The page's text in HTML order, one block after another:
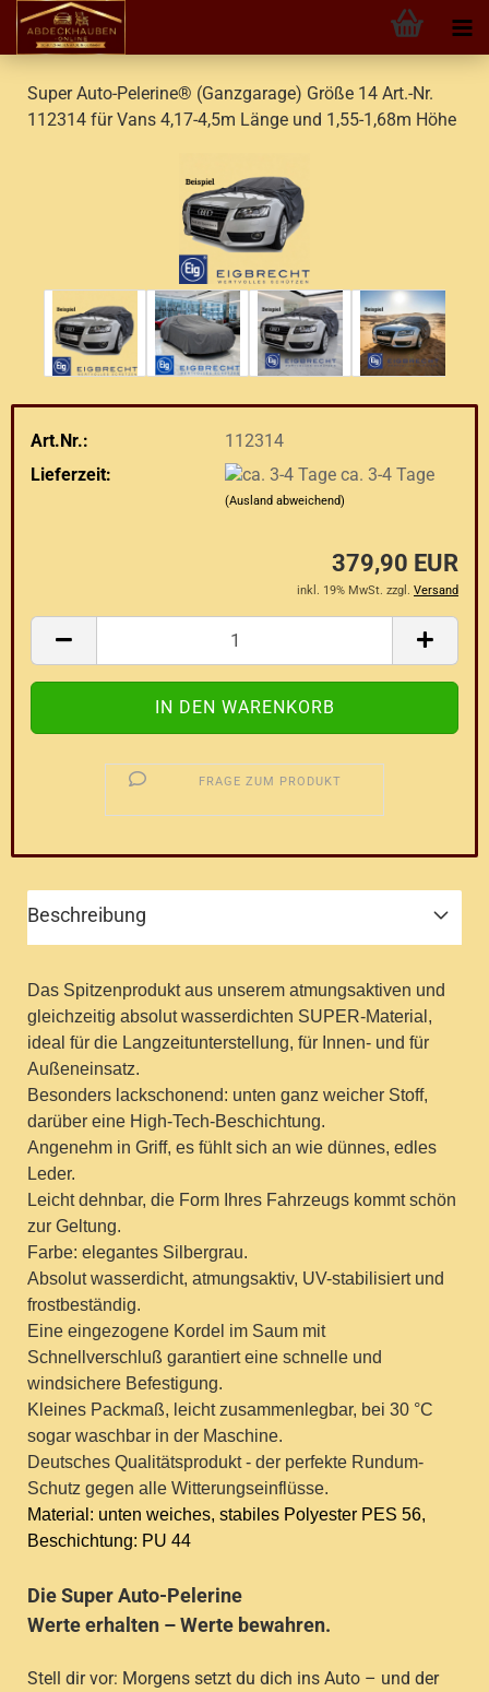
Super Auto-Pelerine® (Ganzgarage) Größe 14 Art.-Nr.
112314 für Vans 4,17-4,5m Länge und 1,55-1,68m Höhe
Art.Nr.:
112314
Lieferzeit:
ca. 3-4 Tage
(Ausland abweichend)
379,90 EUR
inkl. 19% MwSt. zzgl. Versand
FRAGE ZUM PRODUKT
Beschreibung
Das Spitzenprodukt aus unserem atmungsaktiven und
gleichzeitig absolut wasserdichten SUPER-Material,
ideal für die Langzeitunterstellung, für Innen- und für
Außeneinsatz.
Besonders lackschonend: unten ganz weicher Stoff,
darüber eine High-Tech-Beschichtung.
Angenehm in Griff, es fühlt sich an wie dünnes, edles
Leder.
Leicht dehnbar, die Form Ihres Fahrzeugs kommt schön
zur Geltung.
Farbe: elegantes Silbergrau.
Absolut wasserdicht, atmungsaktiv, UV-stabilisiert und
frostbeständig.
Eine eingezogene Kordel im Saum mit
Schnellverschluß garantiert eine schnelle und
windsichere Befestigung.
Kleines Packmaß, leicht zusammenlegbar, bei 30 °C
sogar waschbar in der Maschine.
Deutsches Qualitätsprodukt - der perfekte Rundum-
Schutz gegen alle Witterungseinflüsse.
Material: unten weiches, stabiles Polyester PES 56,
Beschichtung: PU 44
Die Super Auto-Pelerine
Werte erhalten – Werte bewahren.
Stell dir vor: Morgens setzt du dich ins Auto – und der